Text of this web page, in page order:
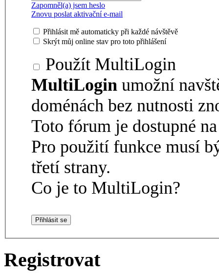
Zapomněl(a) jsem heslo
Znovu poslat aktivační e-mail
Přihlásit mě automaticky při každé návštěvě
Skrýt můj online stav pro toto přihlášení
Použít MultiLogin
MultiLogin umožní
doménách bez nutnosti
Toto fórum je dostupné
Pro použití funkce musí
třetí strany.
Co je to MultiLogin?
Registrovat